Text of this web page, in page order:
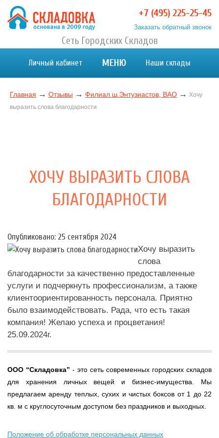
Перейти
содержимому
Хранение вещей в Москве и МО. Склад временного
Хранение вещей в Москве и МО. Склад временного хранения. Складовка
+7 (495) 225-25-45
Заказать обратный звонок
Сеть Городских Складов
Личный кабинет МЕНЮ Наши склады
Главная → Отзывы → Филиал ш.Энтузиастов, ВАО → Хочу
выразить слова благодарности
ХОЧУ ВЫРАЗИТЬ СЛОВА
БЛАГОДАРНОСТИ
Опубликовано: 25 сентября 2024
Хочу выразить
слова
благодарности за качественно предоставленные
услуги и подчеркнуть профессионализм, а также
клиентоориентированность персонала. Приятно
было взаимодействовать. Рада, что есть такая
компания! Желаю успеха и процветания!
25.09.2024г.
ООО “Складовка” - это сеть современных городских складов
для хранения личных вещей и бизнес-имущества. Мы
предлагаем аренду теплых, сухих и чистых боксов от 1 до 22
кв. м с круглосуточным доступом без праздников и выходных.
Положение об обработке персональных данных